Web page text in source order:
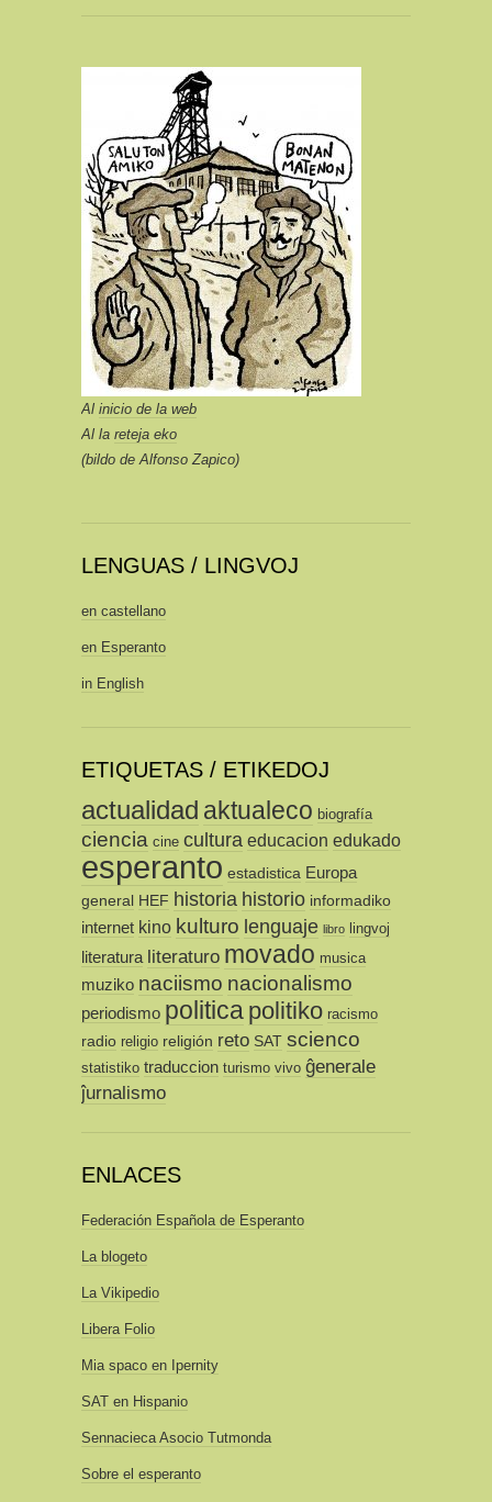
Al inicio de la web
Al la reteja eko
(bildo de Alfonso Zapico)
LENGUAS / LINGVOJ
en castellano
en Esperanto
in English
ETIQUETAS / ETIKEDOJ
actualidad aktualeco biografía
ciencia cine cultura educacion edukado
esperanto estadistica Europa
general HEF historia historio informadiko
internet kino kulturo lenguaje libro lingvoj
literatura literaturo movado musica
muziko naciismo nacionalismo
periodismo politica politiko racismo
radio religio religión reto SAT scienco
statistiko traduccion turismo vivo ĝenerale
ĵurnalismo
ENLACES
Federación Española de Esperanto
La blogeto
La Vikipedio
Libera Folio
Mia spaco en Ipernity
SAT en Hispanio
Sennacieca Asocio Tutmonda
Sobre el esperanto